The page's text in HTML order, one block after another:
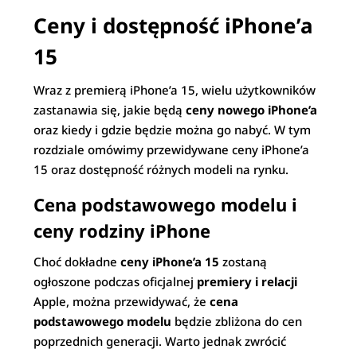
Ceny i dostępność iPhone’a
15
Wraz z premierą iPhone’a 15, wielu użytkowników
zastanawia się, jakie będąceny nowego iPhone’a
oraz kiedy i gdzie będzie można go nabyć. W tym
rozdziale omówimy przewidywane ceny iPhone’a
15 oraz dostępność różnych modeli na rynku.
Cena podstawowego modelu i
ceny rodziny iPhone
Choć dokładneceny iPhone’a 15 zostaną
ogłoszone podczas oficjalnej premiery i relacji
Apple, można przewidywać, żecena
podstawowego modelu będzie zbliżona do cen
poprzednich generacji. Warto jednak zwrócić